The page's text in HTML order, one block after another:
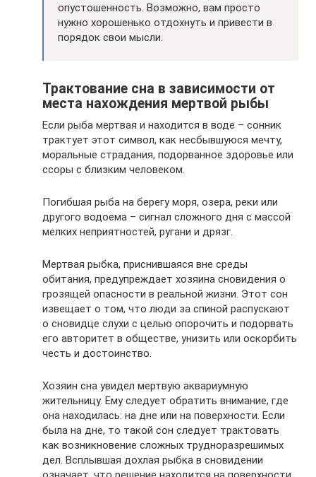
опустошенность. Возможно, вам просто
нужно хорошенько отдохнуть и привести в
порядок свои мысли.
Трактование сна в зависимости от
места нахождения мертвой рыбы
Если рыба мертвая и находится в воде – сонник
трактует этот символ, как несбывшуюся мечту,
моральные страдания, подорванное здоровье или
ссоры с близким человеком.
Погибшая рыба на берегу моря, озера, реки или
другого водоема – сигнал сложного дня с массой
мелких неприятностей, ругани и дрязг.
Мертвая рыбка, приснившаяся вне среды
обитания, предупреждает хозяина сновидения о
грозящей опасности в реальной жизни. Этот сон
извещает о том, что люди за спиной распускают
о сновидце слухи с целью опорочить и подорвать
его авторитет в обществе, унизить или оскорбить
честь и достоинство.
Хозяин сна увидел мертвую аквариумную
жительницу. Ему следует обратить внимание, где
она находилась: на дне или на поверхности. Если
была на дне, то такой сон следует трактовать
как возникновение сложных трудноразрешимых
дел. Всплывшая дохлая рыбка в сновидении